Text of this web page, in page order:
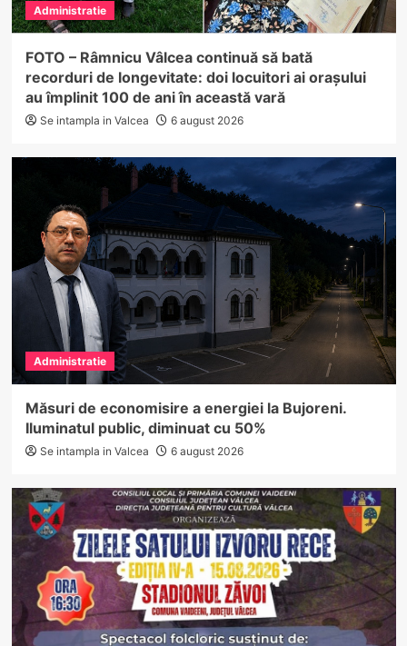
Administratie
FOTO – Râmnicu Vâlcea continuă să bată
recorduri de longevitate: doi locuitori ai orașului
au împlinit 100 de ani în această vară
Se intampla in Valcea 6 august 2026
Administratie
Măsuri de economisire a energiei la Bujoreni.
Iluminatul public, diminuat cu 50%
Se intampla in Valcea 6 august 2026